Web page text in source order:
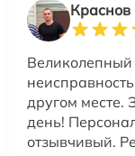
Краснов
Великолепный
другом месте.
день!
отзывчивый.